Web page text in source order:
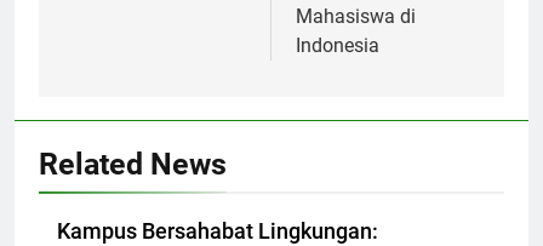
Mahasiswa di
Indonesia
Related News
Kampus Bersahabat Lingkungan: